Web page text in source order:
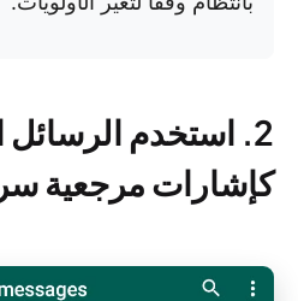
2. استخدم الرسائل
كإشارات مرجعية